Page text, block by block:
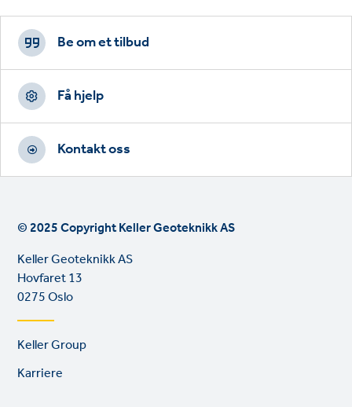
Footer
CTAs
Be om et tilbud
Få hjelp
Kontakt oss
© 2025 Copyright Keller Geoteknikk AS
Keller Geoteknikk AS
Hovfaret 13
0275 Oslo
Footer
Keller Group
Karriere